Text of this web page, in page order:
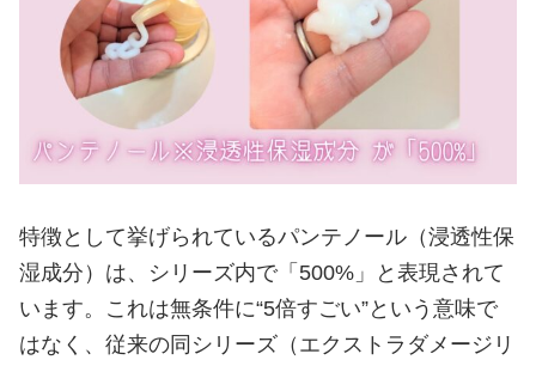
特徴として挙げられているパンテノール（浸透性保
湿成分）は、シリーズ内で「500%」と表現されて
います。これは無条件に“5倍すごい”という意味で
はなく、従来の同シリーズ（エクストラダメージリ